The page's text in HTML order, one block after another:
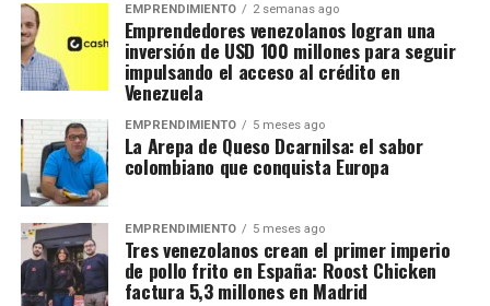
EMPRENDIMIENTO 2 semanas ago
Emprendedores venezolanos logran una
inversión de USD 100 millones para seguir
impulsando el acceso al crédito en
Venezuela
EMPRENDIMIENTO 5 meses ago
La Arepa de Queso Dcarnilsa: el sabor
colombiano que conquista Europa
EMPRENDIMIENTO 5 meses ago
Tres venezolanos crean el primer imperio
de pollo frito en España: Roost Chicken
factura 5,3 millones en Madrid